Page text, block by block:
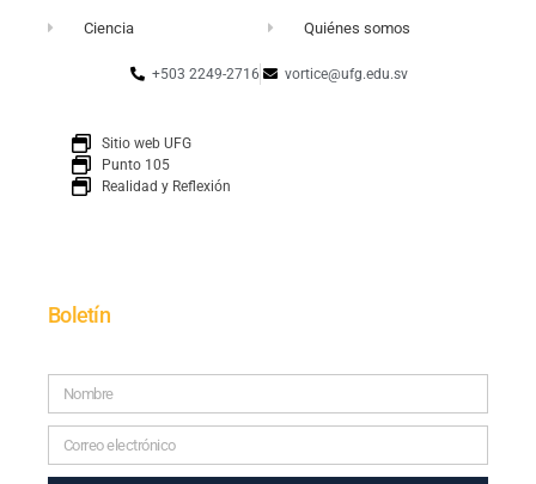
Ciencia Quiénes somos
+503 2249-2716 vortice@ufg.edu.sv
Sitio web UFG
Punto 105
Realidad y Reflexión
Boletín